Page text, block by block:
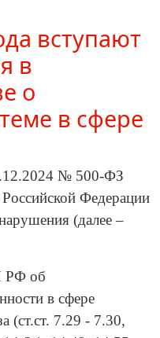
вступают
в
о
в сфере
№ 500-ФЗ
Федерации
(далее –
РФ об
в сфере
(ст.ст. 7.29 - 7.30,